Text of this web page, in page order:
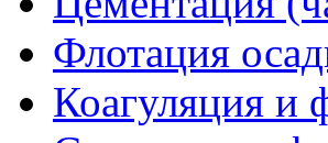
Флотация
Коагуляция и